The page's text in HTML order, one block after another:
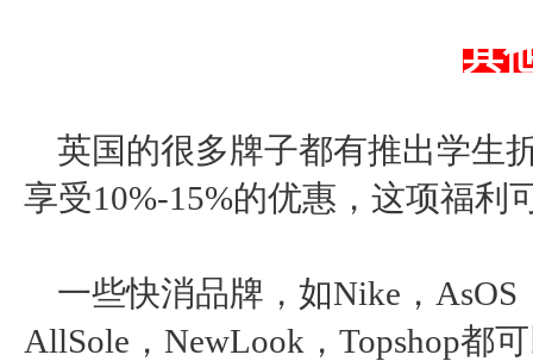
其
英国的很多牌子都有推出学生
享受10%-15%的优惠，这项福利
一些快消品牌，如Nike，AsOS
AllSole，NewLook，Topshop都